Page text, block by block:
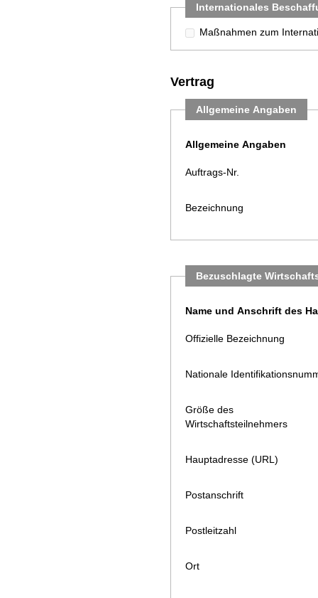
Internationales
Maßnahmen zum
Vertrag
Allgemeine Angaben
Allgemeine Angaben
Auftrags-Nr.
Bezeichnung
Bezuschlagte
Name und Anschrift des
Offizielle Bezeichnung
Nationale
Größe des
Wirtschaftsteilnehmers
Hauptadresse (URL)
Postanschrift
Postleitzahl
Ort